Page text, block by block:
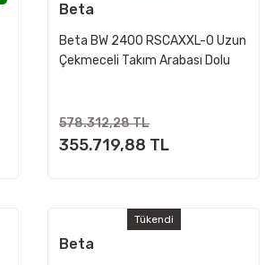
Beta
Beta BW 2400 RSCAXXL-O Uzun
Çekmeceli Takım Arabası Dolu
578.312,28 TL
355.719,88 TL
Tükendi
Beta